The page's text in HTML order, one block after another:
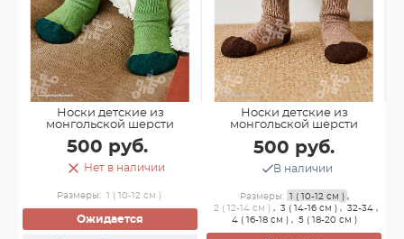
Носки детские из
монгольской шерсти
500 руб.
Размеры: 1 ( 10-12 см )
Ожидается
Нет в наличии
Носки детские из
монгольской шерсти
500 руб.
Размеры: 1 ( 10-12 см ) ,
2 ( 12-14 см ) , 3 ( 14-16 см ) , 32-34 ,
4 ( 16-18 см ) , 5 ( 18-20 см )
В наличии